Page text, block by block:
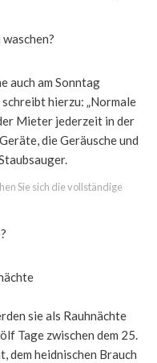
auch am Sonntag
hierzu: „Normale
Mieter jederzeit in der
die Geräusche und
Sie sich die vollständige
sie als Rauhnächte
Tage zwischen dem 25.
dem heidnischen Brauch